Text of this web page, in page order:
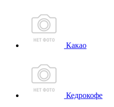
Какао
Кедрокофе